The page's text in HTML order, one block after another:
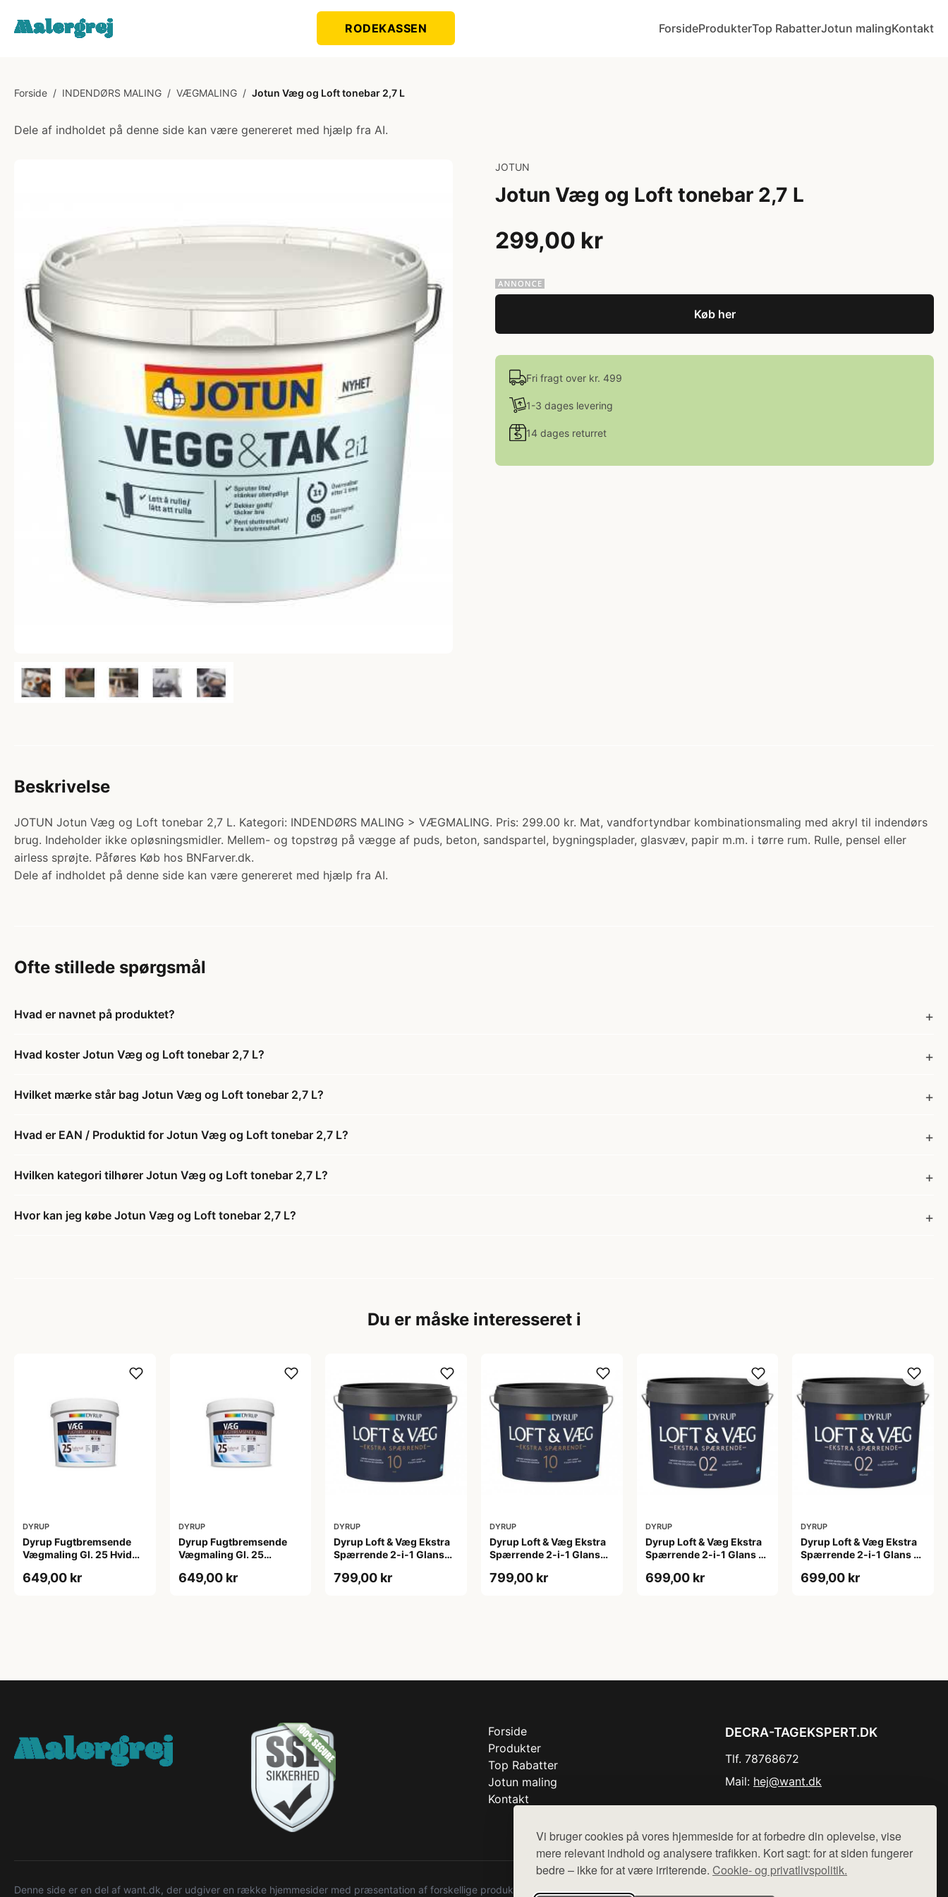
Vi bruger cookies på vores hjemmeside for at forbedre din oplevelse, vise
mere relevant indhold og analysere trafikken. Kort sagt: for at siden fungerer
bedre – ikke for at være irriterende. Cookie- og privatlivspolitik.
RODEKASSEN ForsideProdukterTop RabatterJotun malingKontakt
Forside / INDENDØRS MALING / VÆGMALING / Jotun Væg og Loft tonebar 2,7 L
Dele af indholdet på denne side kan være genereret med hjælp fra AI.
JOTUN
Jotun Væg og Loft tonebar 2,7 L
299,00 kr
Køb her
Fri fragt over kr. 499
1-3 dages levering
14 dages returret
Beskrivelse
JOTUN Jotun Væg og Loft tonebar 2,7 L. Kategori: INDENDØRS MALING > VÆGMALING. Pris: 299.00 kr. Mat, vandfortyndbar kombinationsmaling med akryl til indendørs
brug. Indeholder ikke opløsningsmidler. Mellem- og topstrøg på vægge af puds, beton, sandspartel, bygningsplader, glasvæv, papir m.m. i tørre rum. Rulle, pensel eller
airless sprøjte. Påføres Køb hos BNFarver.dk.
Dele af indholdet på denne side kan være genereret med hjælp fra AI.
Ofte stillede spørgsmål
Hvad er navnet på produktet?
Hvad koster Jotun Væg og Loft tonebar 2,7 L?
Hvilket mærke står bag Jotun Væg og Loft tonebar 2,7 L?
Hvad er EAN / Produktid for Jotun Væg og Loft tonebar 2,7 L?
Hvilken kategori tilhører Jotun Væg og Loft tonebar 2,7 L?
Hvor kan jeg købe Jotun Væg og Loft tonebar 2,7 L?
Du er måske interesseret i
DYRUP
Dyrup Fugtbremsende
Vægmaling Gl. 25 Hvid
649,00 kr
DYRUP
Dyrup Fugtbremsende
Vægmaling Gl. 25
649,00 kr
DYRUP
Dyrup Loft & Væg Ekstra
Spærrende 2-i-1 Glans
799,00 kr
DYRUP
Dyrup Loft & Væg Ekstra
Spærrende 2-i-1 Glans
799,00 kr
DYRUP
Dyrup Loft & Væg Ekstra
Spærrende 2-i-1 Glans 2
699,00 kr
DYRUP
Dyrup Loft & Væg Ekstra
Spærrende 2-i-1 Glans 2
699,00 kr
Forside
Produkter
Top Rabatter
Jotun maling
Kontakt
DECRA-TAGEKSPERT.DK
Tlf. 78768672
Mail: hej@want.dk
Denne side er en del af want.dk, der udgiver en række hjemmesider med præsentation af forskellige produkter fra diverse webshops. Der sælges ikke varer fra denne side - vi henviser til de shops,